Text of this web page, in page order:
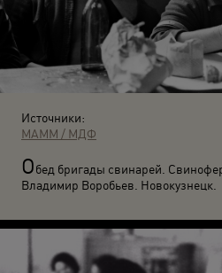
Источники:
МАММ / МДФ
Обед бригады свинарей.
Владимир Воробьев. Новокузнецк.